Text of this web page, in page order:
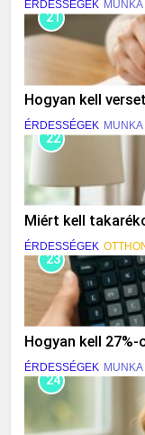
ÉRDESSÉGEK MUNKA
21
Hogyan kell
ÉRDESSÉGEK MUNKA
22
Miért kell
ÉRDESSÉGEK
23
Hogyan kell
ÉRDESSÉGEK MUNKA
24